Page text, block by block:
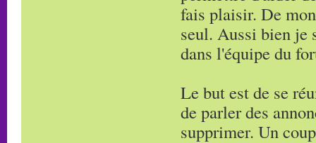
fais plaisir. De
seul. Aussi bien je
dans l'équipe du
Le but est de se
de parler des
supprimer. Un